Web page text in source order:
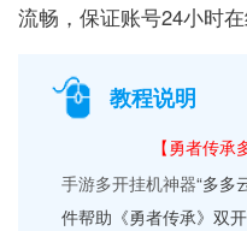
流畅，保证账号24小时在
教程说明
【勇者传承
手游多开挂机神器“多多
件帮助《勇者传承》双